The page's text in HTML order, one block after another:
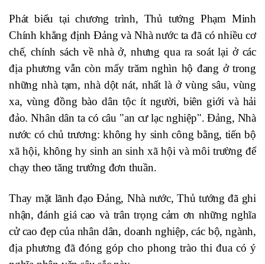
Phát biểu tại chương trình, Thủ tướng Phạm Minh
Chính khẳng định Đảng và Nhà nước ta đã có nhiều cơ
chế, chính sách về nhà ở, nhưng qua ra soát lại ở các
địa phương vẫn còn mấy trăm nghìn hộ đang ở trong
những nhà tạm, nhà dột nát, nhất là ở vùng sâu, vùng
xa, vùng đồng bào dân tộc ít người, biên giới và hải
đảo. Nhân dân ta có câu "an cư lạc nghiệp". Đảng, Nhà
nước có chủ trương: không hy sinh công bằng, tiến bộ
xã hội, không hy sinh an sinh xã hội và môi trường để
chạy theo tăng trưởng đơn thuần.
Thay mặt lãnh đạo Đảng, Nhà nước, Thủ tướng đã ghi
nhận, đánh giá cao và trân trọng cảm ơn những nghĩa
cử cao đẹp của nhân dân, doanh nghiệp, các bộ, ngành,
địa phương đã đóng góp cho phong trào thi đua có ý